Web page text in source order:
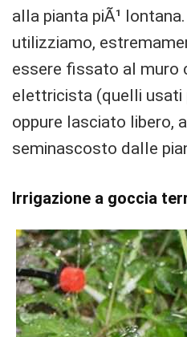
alla pianta piÃ¹
utilizziamo,
essere fissato al muro
elettricista (quelli usati
oppure lasciato libero,
seminascosto dalle
Irrigazione a goccia